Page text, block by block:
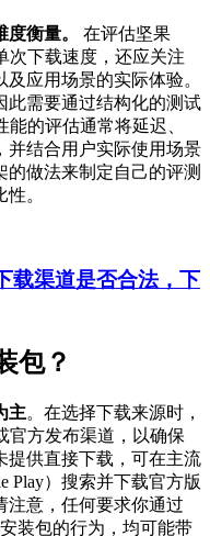
衡量。
在评估坚果
次下载速度，还应关注
应用场景的实际体验。
此需要通过结构化的测试
的评估通常将延迟、
并结合用户实际使用场景
做法来制定自己的评测
。
载渠道是否合法，下
包？
主。在选择下载来源时，
官方发布渠道，以确保
提供直接下载，可在主流
Play）搜索并下载官方版
注意，任何要求你通过
装包的行为，均可能带